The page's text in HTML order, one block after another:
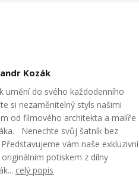
Kozák
umění do svého každodenního
si nezaměnitelný styls našimi
od filmového architekta a malíře
Nenechte svůj šatník bez
vám naše exkluzivní
potiskem z dílny
celý popis